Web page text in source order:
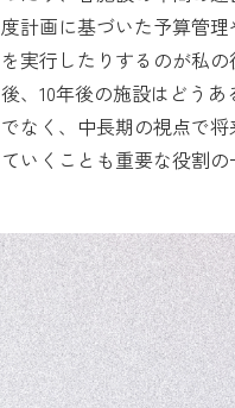
度計画に基づいた予算管
を実行したりするのが私
後、10年後の施設はどう
でなく、中長期の視点で
ていくことも重要な役割の